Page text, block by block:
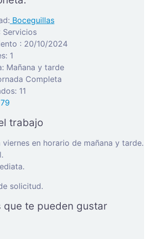
Boceguillas
Servicios
: 20/10/2024
1
Mañana y tarde
Completa
11
trabajo
viernes en horario de mañana y tarde.
solicitud.
que te pueden gustar